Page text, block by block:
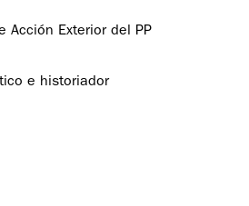
Acción Exterior del PP
e historiador